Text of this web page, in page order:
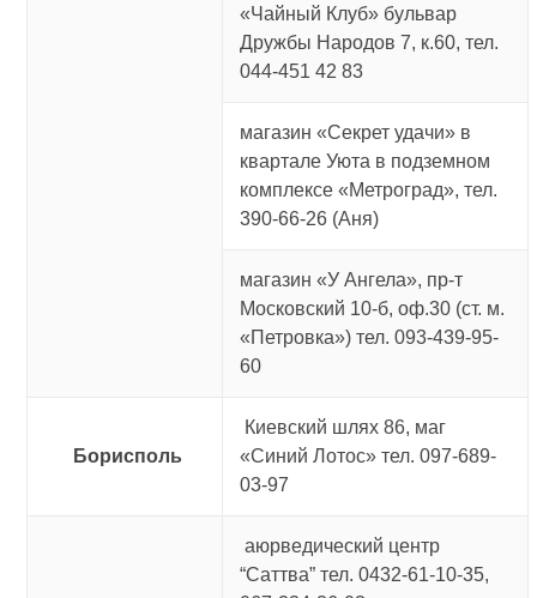
«Чайный Клуб» бульвар
Дружбы Народов 7, к.60, тел.
044-451 42 83
магазин «Секрет удачи» в
квартале Уюта в подземном
комплексе «Метроград», тел.
390-66-26 (Аня)
магазин «У Ангела», пр-т
Московский 10-б, оф.30 (ст. м.
«Петровка») тел. 093-439-95-
60
Борисполь
Киевский шлях 86, маг
«Синий Лотос» тел. 097-689-
03-97
аюрведический центр
“Саттва” тел. 0432-61-10-35,